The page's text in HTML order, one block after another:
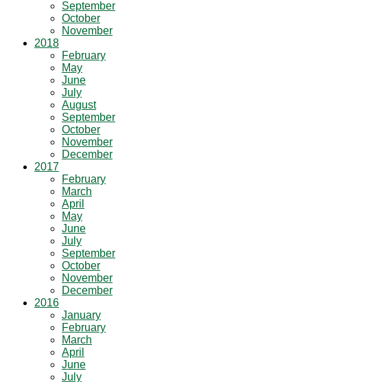
September
October
November
2018
February
May
June
July
August
September
October
November
December
2017
February
March
April
May
June
July
September
October
November
December
2016
January
February
March
April
June
July